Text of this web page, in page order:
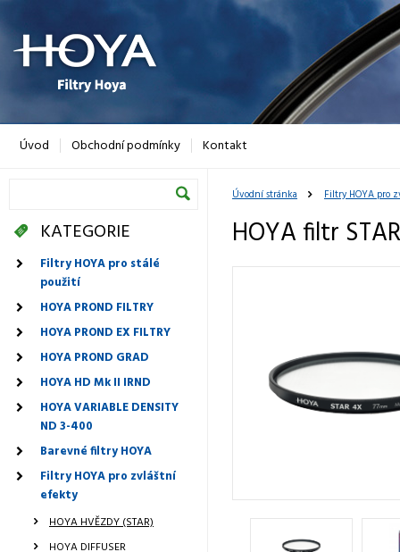
Úvodní stránka Filtry HOYA pro
HOYA filtr
KATEGORIE
Filtry HOYA pro stálé
použití
HOYA PROND FILTRY
HOYA PROND EX FILTRY
HOYA PROND GRAD
HOYA HD Mk II IRND
HOYA VARIABLE DENSITY
ND 3-400
Barevné filtry HOYA
Filtry HOYA pro zvláštní
efekty
HOYA HVĚZDY (STAR)
HOYA DIFFUSER
Úvod Obchodní podmínky Kontakt